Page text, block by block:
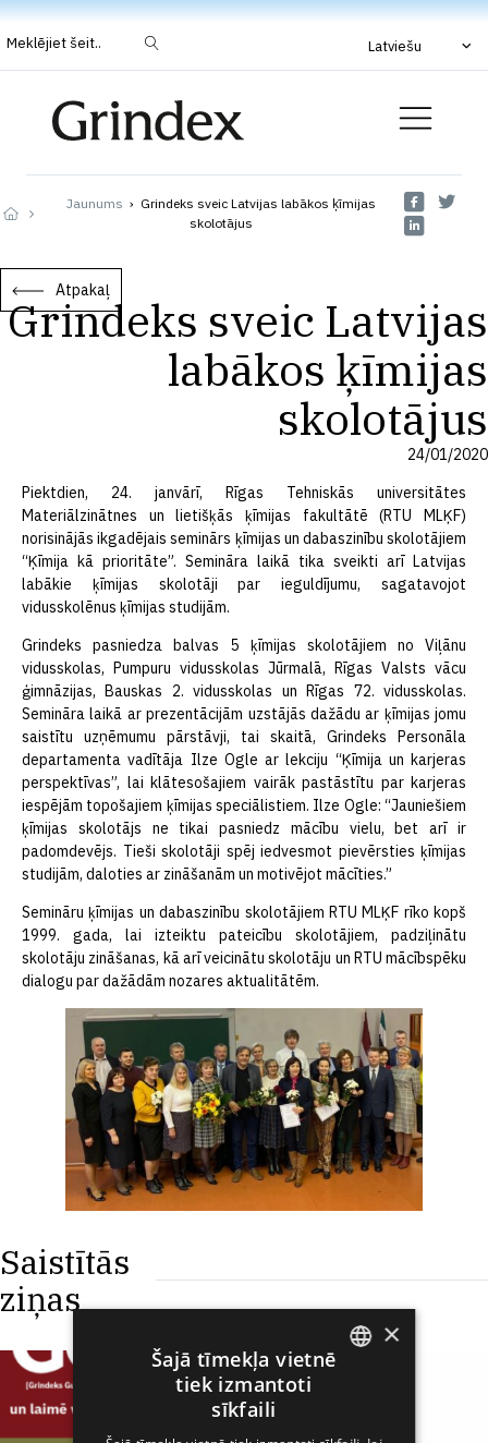
Meklējiet šeit.. Latviešu
Jaunums › Grindeks sveic Latvijas labākos ķīmijas
skolotājus
Atpakaļ
Grindeks sveic Latvijas
labākos ķīmijas
skolotājus
24/01/2020
Piektdien, 24. janvārī, Rīgas Tehniskās universitātes
Materiālzinātnes un lietišķās ķīmijas fakultātē (RTU MLĶF)
norisinājās ikgadējais seminārs ķīmijas un dabaszinību skolotājiem
“Ķīmija kā prioritāte”. Semināra laikā tika sveikti arī Latvijas
labākie ķīmijas skolotāji par ieguldījumu, sagatavojot
vidusskolēnus ķīmijas studijām.
Grindeks pasniedza balvas 5 ķīmijas skolotājiem no Viļānu
vidusskolas, Pumpuru vidusskolas Jūrmalā, Rīgas Valsts vācu
ģimnāzijas, Bauskas 2. vidusskolas un Rīgas 72. vidusskolas.
Semināra laikā ar prezentācijām uzstājās dažādu ar ķīmijas jomu
saistītu uzņēmumu pārstāvji, tai skaitā, Grindeks Personāla
departamenta vadītāja Ilze Ogle ar lekciju “Ķīmija un karjeras
perspektīvas”, lai klātesošajiem vairāk pastāstītu par karjeras
iespējām topošajiem ķīmijas speciālistiem. Ilze Ogle: “Jauniešiem
ķīmijas skolotājs ne tikai pasniedz mācību vielu, bet arī ir
padomdevējs. Tieši skolotāji spēj iedvesmot pievērsties ķīmijas
studijām, daloties ar zināšanām un motivējot mācīties.”
Semināru ķīmijas un dabaszinību skolotājiem RTU MLĶF rīko kopš
1999. gada, lai izteiktu pateicību skolotājiem, padziļinātu
skolotāju zināšanas, kā arī veicinātu skolotāju un RTU mācībspēku
dialogu par dažādām nozares aktualitātēm.
Saistītās
ziņas
×
Šajā tīmekļa vietnē
tiek izmantoti
sīkfaili